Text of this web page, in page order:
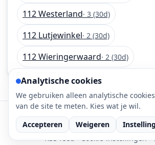
112 Westerland· 3 (30d)
112 Lutjewinkel· 2 (30d)
112 Wieringerwaard· 2 (30d)
112-meldingen.nl • 112
van DaLec.
RSS feed·Cookie-instellingen·
Analytische cookies
We gebruiken alleen analytische
van de site te meten. Kies wat je wil.
Accepteren
Weigeren